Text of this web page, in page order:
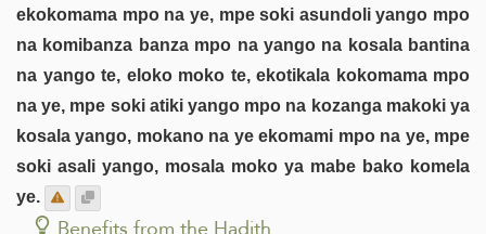
ekokomama mpo na ye, mpe soki asundoli yango mpo
na komibanza banza mpo na yango na kosala bantina
na yango te, eloko moko te, ekotikala kokomama mpo
na ye, mpe soki atiki yango mpo na kozanga makoki ya
kosala yango, mokano na ye ekomami mpo na ye, mpe
soki asali yango, mosala moko ya mabe bako komela
ye.